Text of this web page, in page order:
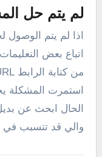
لم يتم حل
اذا لم يتم
اتباع بعض
استمرت المشكلة
الحال ابحث عن
والي قد تتسبب في